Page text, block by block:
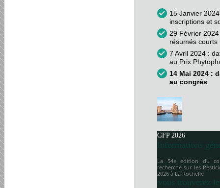
15 Janvier
inscriptions et
29 Février
résumés courts
7 Avril 2024 :
au Prix
14 Mai 2024 :
au congrès
GFP 2026
Informations
La 54e édition du
recherche sur les
2026 à La Rochelle
vous trouverez